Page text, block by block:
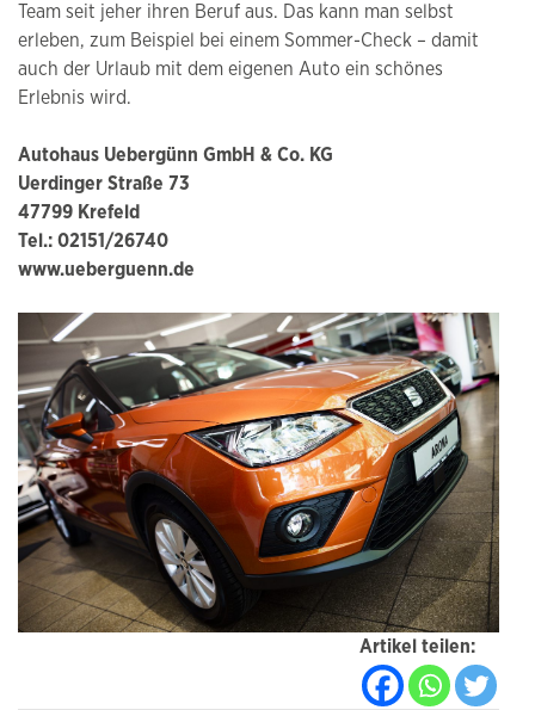
Team seit jeher ihren Beruf aus. Das kann man selbst
erleben, zum Beispiel bei einem Sommer-Check – damit
auch der Urlaub mit dem eigenen Auto ein schönes
Erlebnis wird.
Autohaus Uebergünn GmbH & Co. KG
Uerdinger Straße 73
47799 Krefeld
Tel.: 02151/26740
www.ueberguenn.de
Artikel teilen: